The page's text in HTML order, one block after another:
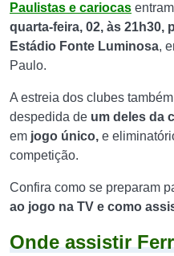
Paulistas e cariocas
quarta-feira, 02, às 21h30,
Estádio Fonte Luminosa,
Paulo.
A estreia dos clubes
despedida de um deles da
em jogo único, e
competição.
Confira como se preparam
ao jogo na TV e como
Onde assistir